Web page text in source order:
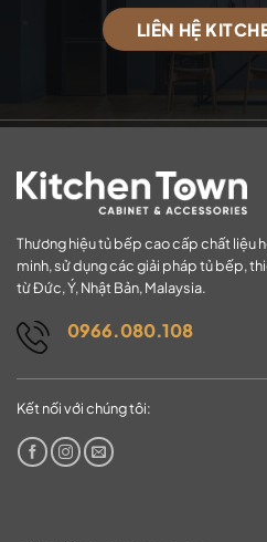
LIÊN HỆ
Thương hiệu tủ bếp cao cấp chất liệu
minh, sử dụng các giải pháp tủ bếp,
từ Đức, Ý, Nhật Bản, Malaysia.
0966.080.108
Kết nối với chúng tôi: